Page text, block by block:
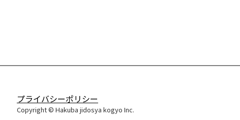
プライバシーポリシー
Copyright © Hakuba jidosya kogyo Inc.